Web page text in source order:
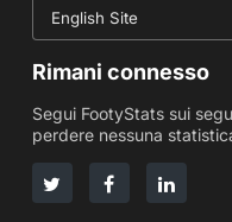
English Site
Rimani connesso
Segui FootyStats sui
perdere nessuna